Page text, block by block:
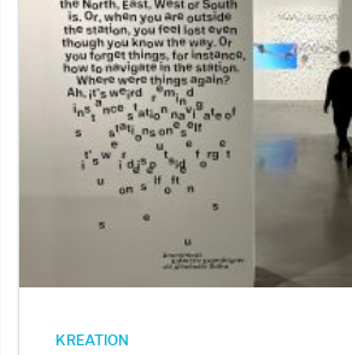
KREATION